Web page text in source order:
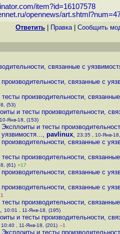
item?id=16107578
opennews/
Ответить Правка| Cообщить
связанные с
связанные с
производительности,
(53)
и тесты производительности,
Янв-18, (153)
Эксплоиты и тесты
уязвимостя..., pavlinux, 23:35 , 10-Янв-
связанные с
производительности,
(61) +17
связанные с
связанные с
производительности,
, 10:01 , 11-Янв-18, (195)
и тесты производительности,
10:40 , 11-Янв-18, (201) –1
Эксплоиты и тесты